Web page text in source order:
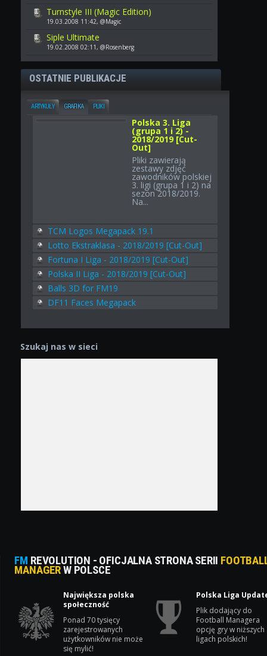
Turnstyle III (Magic Edition)
19.03.2008 11:42, @Magic
Siple Ultimate
19.02.2008 02:11, @Rosenberg
OSTATNIE PUBLIKACJE
ARTYKUŁY GRAFIKA PLIKI
Polska 3. Liga
(grupa 1 i 2) -
2018/2019 [Cut-
Out]
Pliki zawierają
zestawy zdjęć
zawodników polskiej
3. ligi (grupa 1 i 2) na
sezon 2018/2019.
Na...
TCM Logos Megapack 19.1
Lotto Ekstraklasa - 2018/2019 [Cut-Out]
Fortuna I Liga - 2018/2019 [Cut-Out]
Polska II Liga - 2018/2019 [Cut-Out]
Balls 3D for FM19
DF11 Faces Megapack
Szukaj nas w sieci
FM REVOLUTION - OFICJALNA STRONA SERII
MANAGERW POLSCE
Największa polska
społeczność
Ponad 70 tysięcy
zarejestrowanych
użytkowników nie może
się mylić!
Polska Liga
Plik dodający do
Football Managera
opcję gry w niższych
ligach polskich!